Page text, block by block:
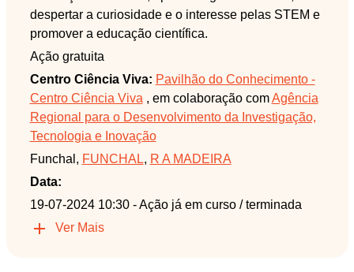
despertar a curiosidade e o interesse pelas STEM e
promover a educação científica.
Ação gratuita
Centro Ciência Viva: Pavilhão do Conhecimento -
Centro Ciência Viva , em colaboração comAgência
Regional para o Desenvolvimento da Investigação,
Tecnologia e Inovação
Funchal, FUNCHAL, R A MADEIRA
Data:
19-07-2024 10:30 - Ação já em curso / terminada
Ver Mais